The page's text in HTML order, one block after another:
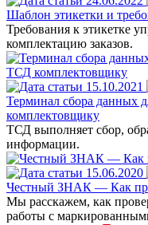
Шаблон этикетки и
Требования к этикетке
комплектацию заказов.
15.10.2021
Терминал сбора данных
комплектовщику
ТСД выполняет сбор,
информации.
15.06.2020
Честный ЗНАК — Как
Мы расскажем, как
работы с